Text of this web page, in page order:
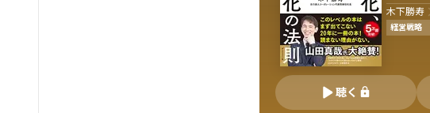
木下勝寿
経営戦略
聴く